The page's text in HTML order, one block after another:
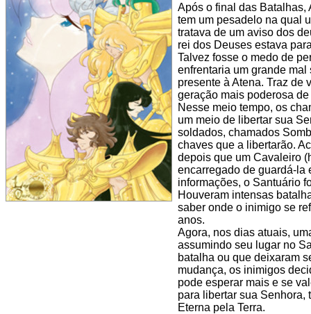
Após o final das Batalhas,
tem um pesadelo na qual
tratava de um aviso dos
rei dos Deuses estava
Talvez fosse o medo de
enfrentaria um grande
presente à Atena. Traz de
geração mais poderosa
Nesse meio tempo, os
um meio de libertar sua
soldados, chamados
chaves que a libertarão.
depois que um Cavaleiro
encarregado de guardá-la
informações, o Santuário
Houveram intensas
saber onde o inimigo se
anos.
Agora, nos dias atuais,
assumindo seu lugar no
batalha ou que deixaram
mudança, os inimigos
pode esperar mais e se
para libertar sua Senhora,
Eterna pela Terra.